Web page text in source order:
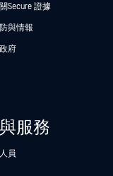
Secure 證據
與情報
府
服務
員